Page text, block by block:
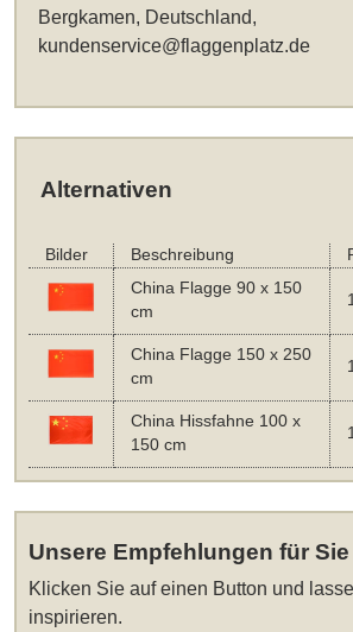
Bergkamen, Deutschland,
kundenservice@flaggenplatz.de
Alternativen
Bilder Beschreibung
China Flagge 90 x 150
cm
China Flagge 150 x 250
cm
China Hissfahne 100 x
150 cm
Unsere Empfehlungen für Sie
Klicken Sie auf einen Button und
inspirieren.